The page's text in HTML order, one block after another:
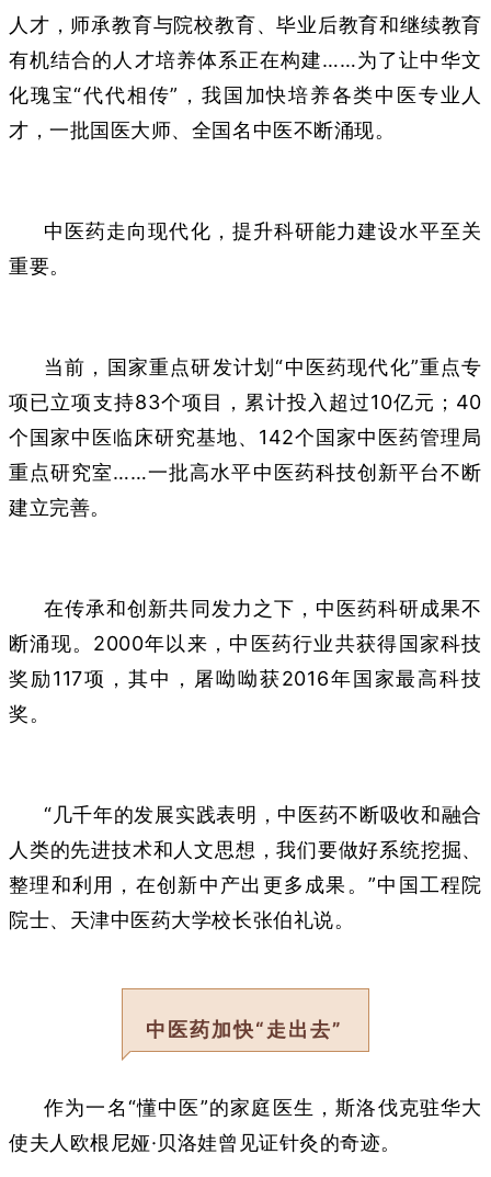
人才，师承教育与院校教育、毕业后教育和继续教育
有机结合的人才培养体系正在构建……为了让中华文
化瑰宝“代代相传”，我国加快培养各类中医专业人
才，一批国医大师、全国名中医不断涌现。
中医药走向现代化，提升科研能力建设水平至关
重要。
当前，国家重点研发计划“中医药现代化”重点专
项已立项支持83个项目，累计投入超过10亿元；40
个国家中医临床研究基地、142个国家中医药管理局
重点研究室……一批高水平中医药科技创新平台不断
建立完善。
在传承和创新共同发力之下，中医药科研成果不
断涌现。2000年以来，中医药行业共获得国家科技
奖励117项，其中，屠呦呦获2016年国家最高科技
奖。
“几千年的发展实践表明，中医药不断吸收和融合
人类的先进技术和人文思想，我们要做好系统挖掘、
整理和利用，在创新中产出更多成果。”中国工程院
院士、天津中医药大学校长张伯礼说。
中医药加快“走出去”
作为一名“懂中医”的家庭医生，斯洛伐克驻华大
使夫人欧根尼娅·贝洛娃曾见证针灸的奇迹。